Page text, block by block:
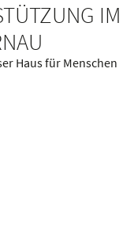
IM
Haus für Menschen